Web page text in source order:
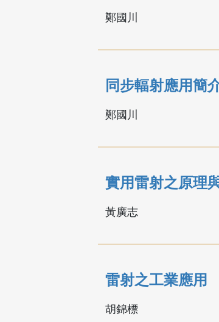
鄭國川
同步輻射應用簡
鄭國川
實用雷射之原理
黃廣志
雷射之工業應用
胡錦標